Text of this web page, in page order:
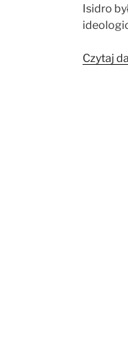
Isidro
Czytaj